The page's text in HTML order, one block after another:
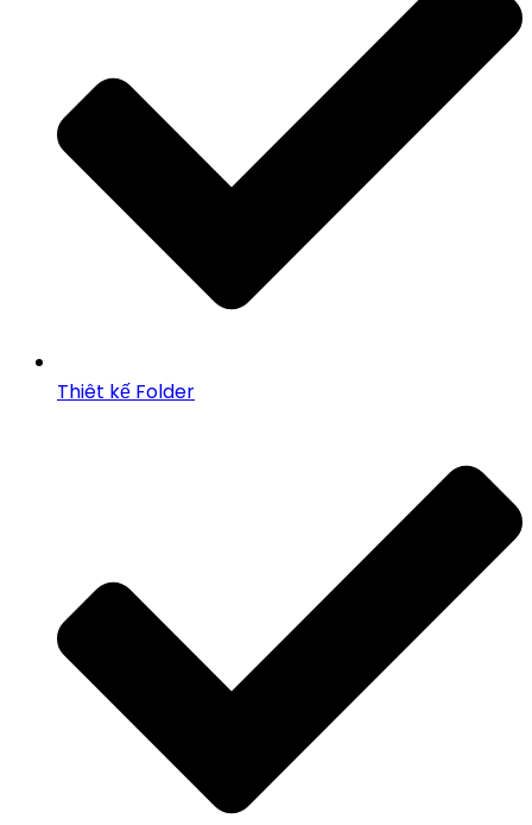
Thiêt kế Folder